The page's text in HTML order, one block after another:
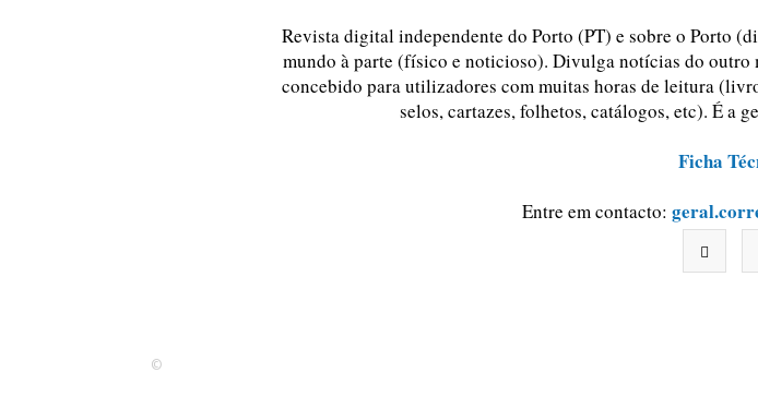
Revista digital independente do Porto (PT) e sobre o Porto
mundo à parte (físico e noticioso). Divulga notícias do
concebido para utilizadores com muitas horas de leitura
selos, cartazes, folhetos, catálogos, etc). É a
Ficha
Entre em contacto:
©